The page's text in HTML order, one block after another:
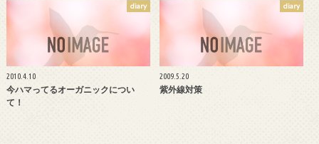
diary
2010.4.10
今ハマってるオーガニックについ
て！
diary
2009.5.20
紫外線対策